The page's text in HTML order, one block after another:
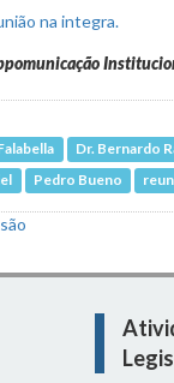
na integra.
Dr. Bernardo
Pedro Bueno